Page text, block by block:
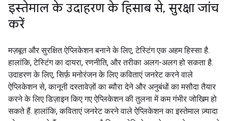
इस्तेमाल के उदाहरण के हिसाब से, सुरक्षा जांच
करें
मज़बूत और सुरक्षित ऐप्लिकेशन बनाने के लिए, टेस्टिंग एक अहम हिस्सा है.
हालांकि, टेस्टिंग का दायरा, रणनीति, और तरीका अलग-अलग हो सकता है.
उदाहरण के लिए, सिर्फ़ मनोरंजन के लिए कविताएं जनरेट करने वाले
ऐप्लिकेशन से, कानूनी दस्तावेज़ों का ब्यौरा देने और अनुबंधों का मसौदा तैयार
करने के लिए डिज़ाइन किए गए ऐप्लिकेशन की तुलना में कम गंभीर जोखिम हो
सकते हैं. हालांकि, कविताएं जनरेट करने वाले ऐप्लिकेशन का इस्तेमाल ज़्यादा